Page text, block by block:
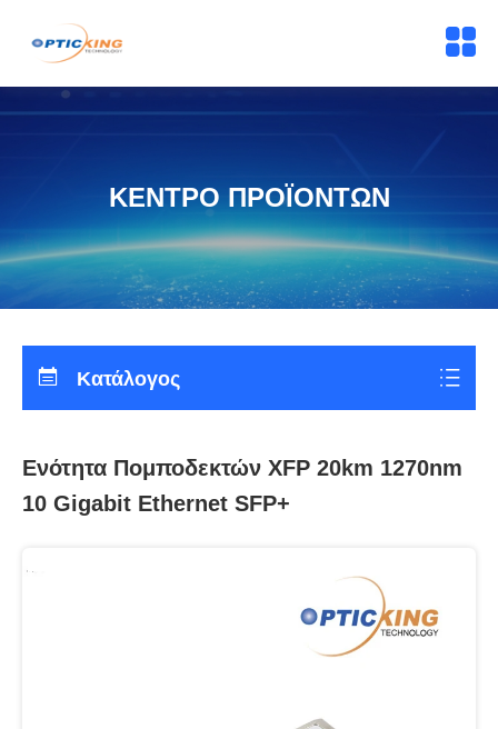
ΚΕΝΤΡΟ ΠΡΟΪΟΝΤΩΝ
Κατάλογος
Ενότητα Πομποδεκτών XFP 20km 1270nm
10 Gigabit Ethernet SFP+